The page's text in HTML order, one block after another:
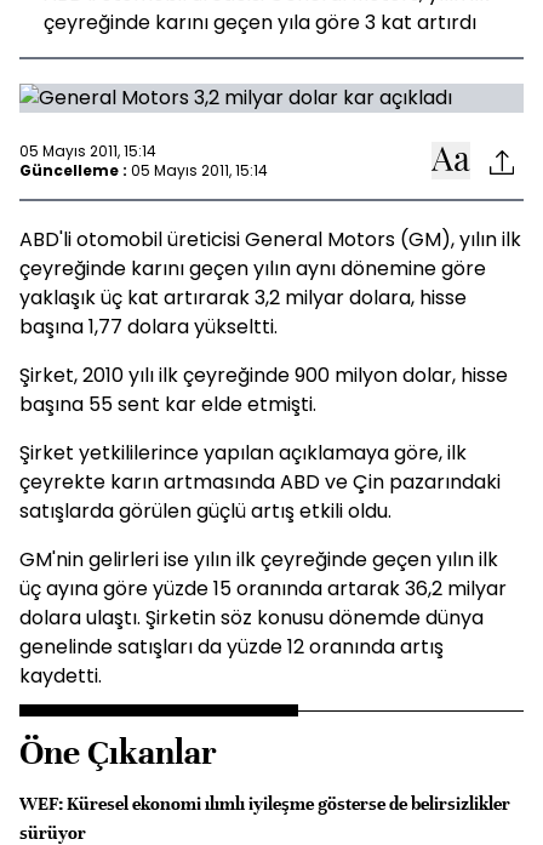
çeyreğinde karını geçen yıla göre 3 kat artırdı
05 Mayıs 2011, 15:14
Güncelleme : 05 Mayıs 2011, 15:14
ABD'li otomobil üreticisi General Motors (GM), yılın ilk
çeyreğinde karını geçen yılın aynı dönemine göre
yaklaşık üç kat artırarak 3,2 milyar dolara, hisse
başına 1,77 dolara yükseltti.
Şirket, 2010 yılı ilk çeyreğinde 900 milyon dolar, hisse
başına 55 sent kar elde etmişti.
Şirket yetkililerince yapılan açıklamaya göre, ilk
çeyrekte karın artmasında ABD ve Çin pazarındaki
satışlarda görülen güçlü artış etkili oldu.
GM'nin gelirleri ise yılın ilk çeyreğinde geçen yılın ilk
üç ayına göre yüzde 15 oranında artarak 36,2 milyar
dolara ulaştı. Şirketin söz konusu dönemde dünya
genelinde satışları da yüzde 12 oranında artış
kaydetti.
Öne Çıkanlar
WEF: Küresel ekonomi ılımlı iyileşme gösterse de belirsizlikler
sürüyor